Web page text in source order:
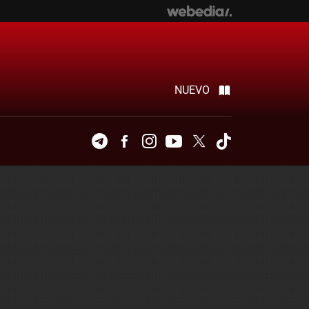
NUEVO
TelegramFacebookInstagramYoutubeTwitter